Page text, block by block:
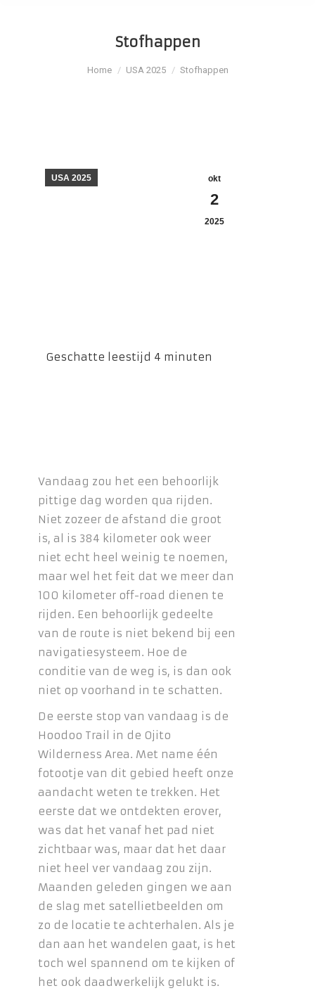
Stofhappen
Je bent hier:
Home USA 2025 Stofhappen
okt
2
2025
USA 2025
Vandaag zou het een behoorlijk
pittige dag worden qua rijden.
Niet zozeer de afstand die groot
is, al is 384 kilometer ook weer
niet echt heel weinig te noemen,
maar wel het feit dat we meer dan
100 kilometer off-road dienen te
rijden. Een behoorlijk gedeelte
van de route is niet bekend bij een
navigatiesysteem. Hoe de
conditie van de weg is, is dan ook
niet op voorhand in te schatten.
De eerste stop van vandaag is de
Hoodoo Trail in de Ojito
Wilderness Area. Met name één
fotootje van dit gebied heeft onze
aandacht weten te trekken. Het
eerste dat we ontdekten erover,
was dat het vanaf het pad niet
zichtbaar was, maar dat het daar
niet heel ver vandaag zou zijn.
Maanden geleden gingen we aan
de slag met satellietbeelden om
zo de locatie te achterhalen. Als je
dan aan het wandelen gaat, is het
toch wel spannend om te kijken of
het ook daadwerkelijk gelukt is.